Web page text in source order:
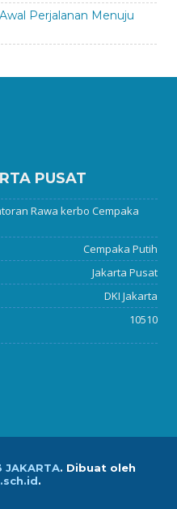
Perjalanan Menuju
PUSAT
Rawa kerbo Cempaka
Cempaka Putih
Jakarta Pusat
DKI Jakarta
10510
JAKARTA. Dibuat oleh
.